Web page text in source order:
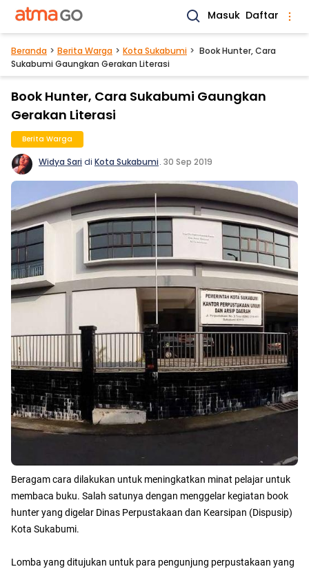
Masuk Daftar
Beranda Berita Warga Kota Sukabumi
Book Hunter, Cara
Sukabumi Gaungkan Gerakan Literasi
Book Hunter, Cara Sukabumi Gaungkan
Gerakan Literasi
Berita Warga
Widya Saridi Kota Sukabumi. 30 Sep 2019
Beragam cara dilakukan untuk meningkatkan minat pelajar untuk
membaca buku. Salah satunya dengan menggelar kegiatan book
hunter yang digelar Dinas Perpustakaan dan Kearsipan (Dispusip)
Kota Sukabumi.
Lomba yang ditujukan untuk para pengunjung perpustakaan yang